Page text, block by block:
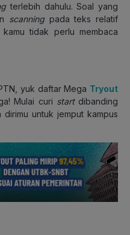
terlebih dahulu. Soal yang
scanning pada teks relatif
tidak perlu membaca
yuk daftar Mega Tryout
Mulai curi startdibanding
untuk jemput kampus